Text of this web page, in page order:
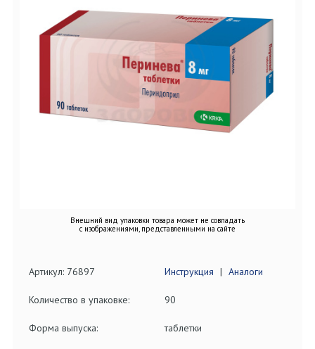
Внешний вид упаковки товара может не совпадать
с изображениями, представленными на сайте
Артикул: 76897 Инструкция | Аналоги
Количество в упаковке: 90
Форма выпуска: таблетки